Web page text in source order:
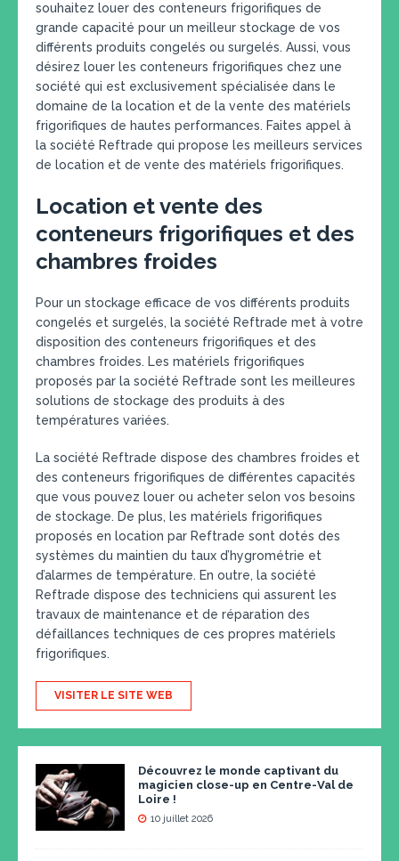
souhaitez louer des conteneurs frigorifiques de
grande capacité pour un meilleur stockage de vos
différents produits congelés ou surgelés. Aussi, vous
désirez louer les conteneurs frigorifiques chez une
société qui est exclusivement spécialisée dans le
domaine de la location et de la vente des matériels
frigorifiques de hautes performances. Faites appel à
la société Reftrade qui propose les meilleurs services
de location et de vente des matériels frigorifiques.
Location et vente des
conteneurs frigorifiques et des
chambres froides
Pour un stockage efficace de vos différents produits
congelés et surgelés, la société Reftrade met à votre
disposition des conteneurs frigorifiques et des
chambres froides. Les matériels frigorifiques
proposés par la société Reftrade sont les meilleures
solutions de stockage des produits à des
températures variées.
La société Reftrade dispose des chambres froides et
des conteneurs frigorifiques de différentes capacités
que vous pouvez louer ou acheter selon vos besoins
de stockage. De plus, les matériels frigorifiques
proposés en location par Reftrade sont dotés des
systèmes du maintien du taux d’hygrométrie et
d’alarmes de température. En outre, la société
Reftrade dispose des techniciens qui assurent les
travaux de maintenance et de réparation des
défaillances techniques de ces propres matériels
frigorifiques.
VISITER LE SITE WEB
Découvrez le monde captivant du
magicien close-up en Centre-Val de
Loire !
10 juillet 2026